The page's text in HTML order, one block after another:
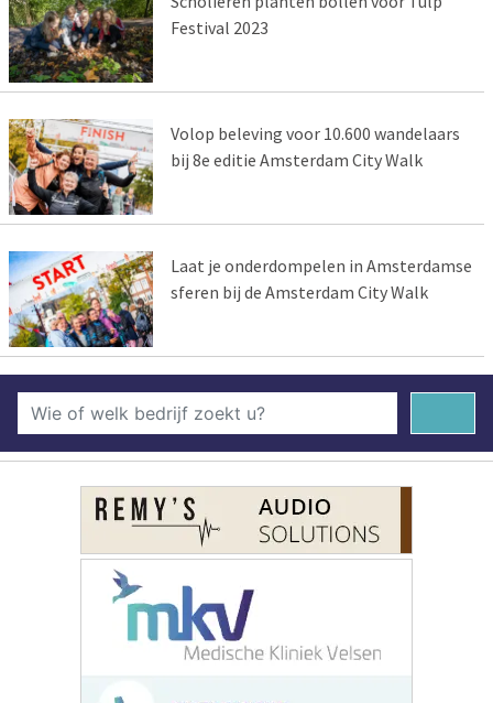
Festival 2023
Volop beleving voor 10.600 wandelaars
bij 8e editie Amsterdam City Walk
Laat je onderdompelen in Amsterdamse
sferen bij de Amsterdam City Walk